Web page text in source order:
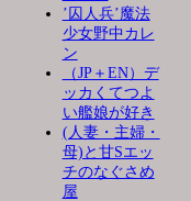
’囚人兵’魔法
少女野中カレ
ン
（JP＋EN）デ
ッカくてつよ
い艦娘が好き
(人妻・主婦・
母)と甘Sエッ
チのなぐさめ
屋